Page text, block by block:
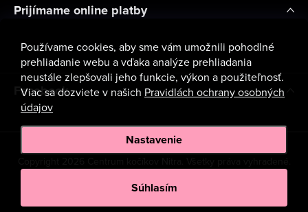
Používame cookies, aby sme vám umožnili pohodlné
prehliadanie webu a vďaka analýze prehliadania
neustále zlepšovali jeho funkcie, výkon a použiteľnosť.
Viac sa dozviete v našich Pravidlách ochrany osobných
údajov
Nastavenie
Súhlasím
Prijímame online platby
Facebook